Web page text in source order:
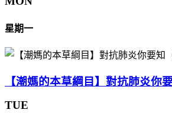
星期一
【潮媽的本草綱目】對抗肺炎你
TUE